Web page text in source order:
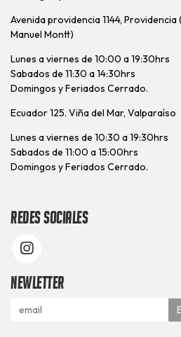
Avenida providencia 1144, Providencia
Manuel Montt)
Lunes a viernes de 10:00 a 19:30hrs
Sabados de 11:30 a 14:30hrs
Domingos y Feriados Cerrado.
Ecuador 125. Viña del Mar, Valparaíso
Lunes a viernes de 10:30 a 19:30hrs
Sabados de 11:00 a 15:00hrs
Domingos y Feriados Cerrado.
Redes Sociales
Newletter